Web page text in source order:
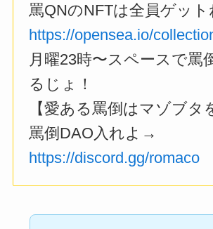
罵QNのNFTは全員ゲッ
https://opensea.io/
月曜23時〜スペースで罵
るじょ！
【愛ある罵倒はマゾブタ
罵倒DAO入れよ→
https://discord.gg/romaco